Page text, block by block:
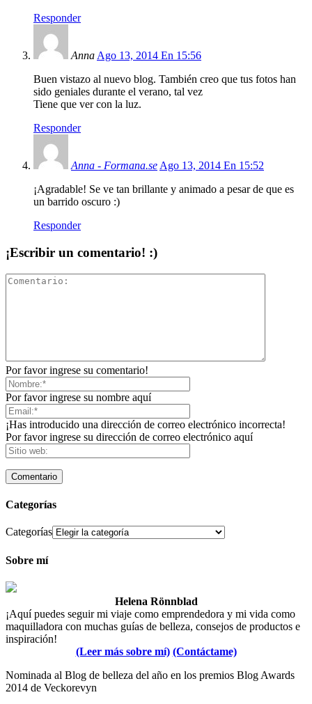
Responder
Anna Ago 13, 2014 En 15:56
Buen vistazo al nuevo blog. También creo que tus fotos han
sido geniales durante el verano, tal vez
Tiene que ver con la luz.
Responder
Anna - Formana.se Ago 13, 2014 En 15:52
¡Agradable! Se ve tan brillante y animado a pesar de que es
un barrido oscuro :)
Responder
¡Escribir un comentario! :)
Por favor ingrese su comentario!
Por favor ingrese su nombre aquí
¡Has introducido una dirección de correo electrónico incorrecta!
Por favor ingrese su dirección de correo electrónico aquí
Categorías
Categorías
Sobre mí
Helena Rönnblad
¡Aquí puedes seguir mi viaje como emprendedora y mi vida como
maquilladora con muchas guías de belleza, consejos de productos e
inspiración!
(Leer más sobre mí) (Contáctame)
Nominada al Blog de belleza del año en los premios Blog Awards
2014 de Veckorevyn